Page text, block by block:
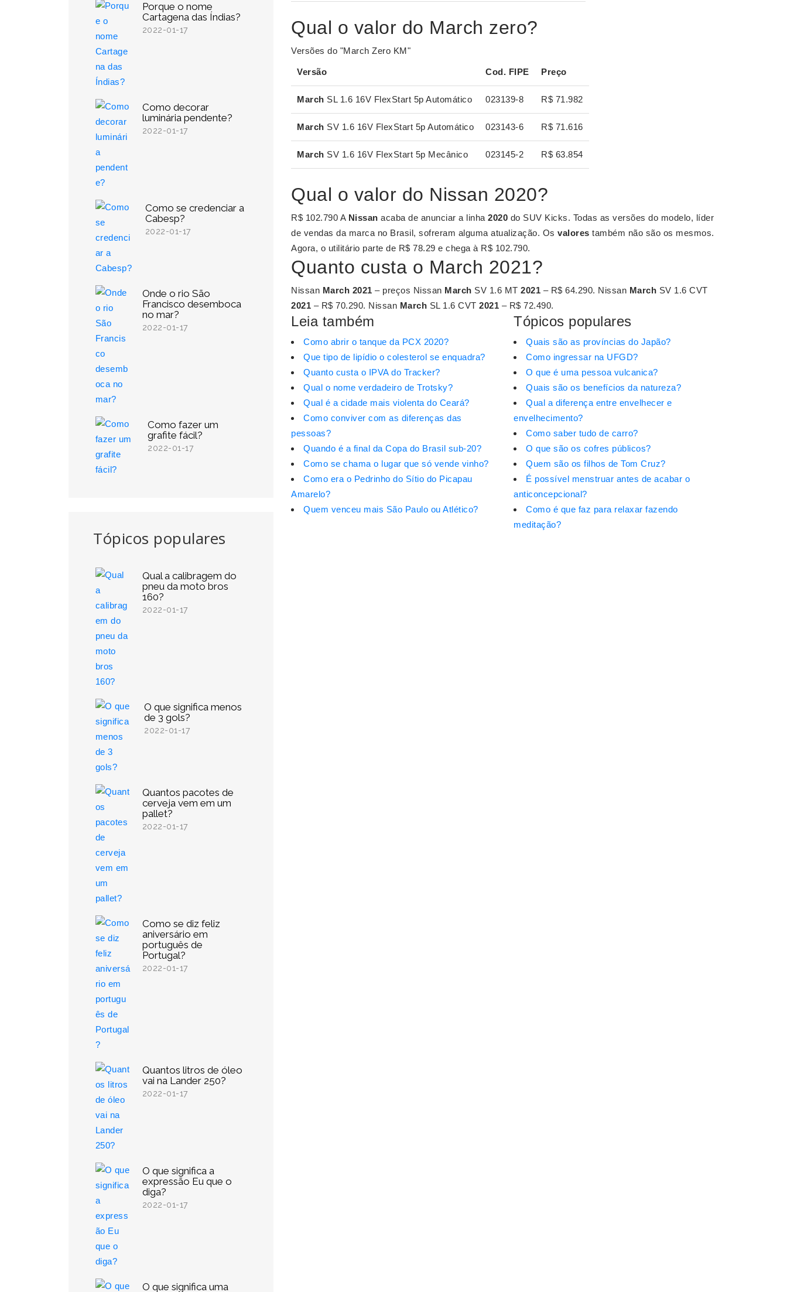
Porque o nome
Cartagena das Índias?
2022-01-17
Como decorar
luminária pendente?
2022-01-17
Como se credenciar a
Cabesp?
2022-01-17
Onde o rio São
Francisco desemboca
no mar?
2022-01-17
Como fazer um
grafite fácil?
2022-01-17
Tópicos populares
Qual a calibragem do
pneu da moto bros
160?
2022-01-17
O que significa menos
de 3 gols?
2022-01-17
Quantos pacotes de
cerveja vem em um
pallet?
2022-01-17
Como se diz feliz
aniversário em
português de
Portugal?
2022-01-17
Quantos litros de óleo
vai na Lander 250?
2022-01-17
O que significa a
expressão Eu que o
diga?
2022-01-17
O que significa uma
Qual o valor do March zero?
Versões do "March Zero KM"
Versão Cod. FIPE Preço
March SL 1.6 16V FlexStart 5p Automático 023139-8 R$ 71.982
March SV 1.6 16V FlexStart 5p Automático 023143-6 R$ 71.616
March SV 1.6 16V FlexStart 5p Mecânico 023145-2 R$ 63.854
Qual o valor do Nissan 2020?
R$ 102.790 A Nissan acaba de anunciar a linha 2020 do SUV Kicks. Todas as versões do modelo, líder
de vendas da marca no Brasil, sofreram alguma atualização. Os valores também não são os mesmos.
Agora, o utilitário parte de R$ 78.29 e chega à R$ 102.790.
Quanto custa o March 2021?
Nissan March 2021 – preços Nissan March SV 1.6 MT 2021 – R$ 64.290. Nissan March SV 1.6 CVT
2021 – R$ 70.290. Nissan March SL 1.6 CVT 2021 – R$ 72.490.
Leia também
Como abrir o tanque da PCX 2020?
Que tipo de lipídio o colesterol se enquadra?
Quanto custa o IPVA do Tracker?
Qual o nome verdadeiro de Trotsky?
Qual é a cidade mais violenta do Ceará?
Como conviver com as diferenças das
pessoas?
Quando é a final da Copa do Brasil sub-20?
Como se chama o lugar que só vende vinho?
Como era o Pedrinho do Sítio do Picapau
Amarelo?
Quem venceu mais São Paulo ou Atlético?
Tópicos populares
Quais são as províncias do Japão?
Como ingressar na UFGD?
O que é uma pessoa vulcanica?
Quais são os benefícios da natureza?
Qual a diferença entre envelhecer e
envelhecimento?
Como saber tudo de carro?
O que são os cofres públicos?
Quem são os filhos de Tom Cruz?
É possível menstruar antes de acabar o
anticoncepcional?
Como é que faz para relaxar fazendo
meditação?